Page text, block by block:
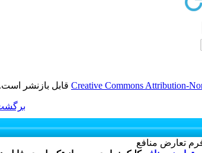
Creative Commons Attribution- قابل بازنشر است.
تعارض منافع